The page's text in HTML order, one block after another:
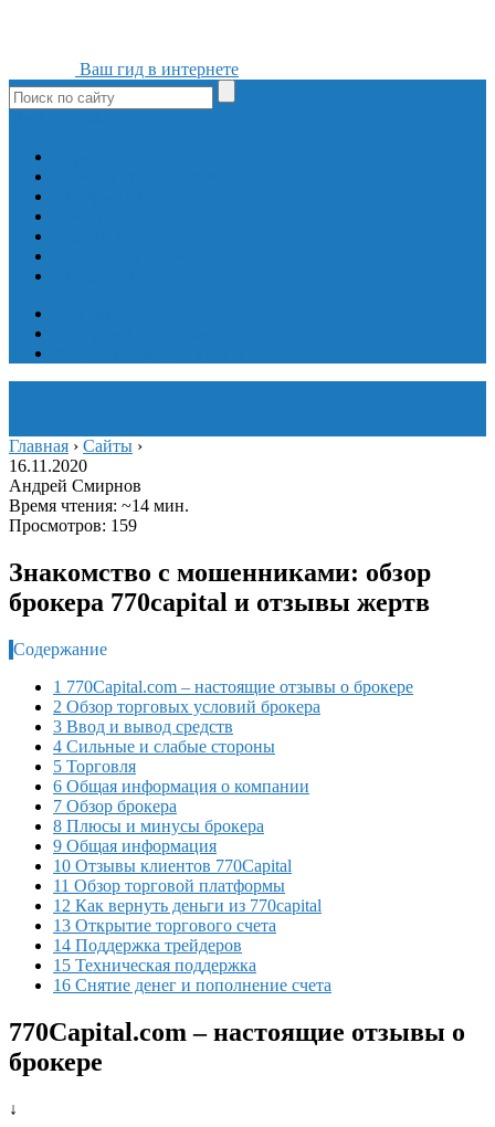
Ваш гид в интернете
Главная › Сайты ›
16.11.2020
Андрей Смирнов
Время чтения: ~14 мин.
Просмотров: 159
Знакомство с мошенниками: обзор
брокера 770capital и отзывы жертв
Содержание
1 770Capital.com – настоящие отзывы о брокере
2 Обзор торговых условий брокера
3 Ввод и вывод средств
4 Сильные и слабые стороны
5 Торговля
6 Общая информация о компании
7 Обзор брокера
8 Плюсы и минусы брокера
9 Общая информация
10 Отзывы клиентов 770Capital
11 Обзор торговой платформы
12 Как вернуть деньги из 770capital
13 Открытие торгового счета
14 Поддержка трейдеров
15 Техническая поддержка
16 Снятие денег и пополнение счета
770Capital.com – настоящие отзывы о
брокере
↓